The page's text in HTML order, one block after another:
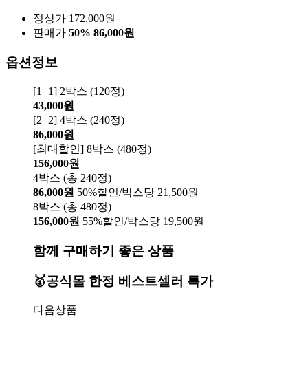
정상가 172,000원
판매가 50% 86,000원
옵션정보
[1+1] 2박스 (120정)
43,000원
[2+2] 4박스 (240정)
86,000원
[최대할인] 8박스 (480정)
156,000원
4박스 (총 240정)
86,000원 50%할인/박스당 21,500원
8박스 (총 480정)
156,000원 55%할인/박스당 19,500원
함께 구매하기 좋은 상품
🥇공식몰 한정 베스트셀러 특가
다음상품